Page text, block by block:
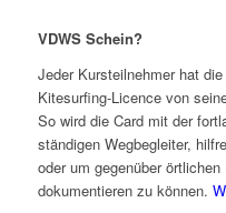
VDWS Schein?
Jeder Kursteilnehmer hat
Kitesurfing-Licence von
So wird die Card mit der
ständigen Wegbegleiter,
oder um gegenüber
dokumentieren zu können.